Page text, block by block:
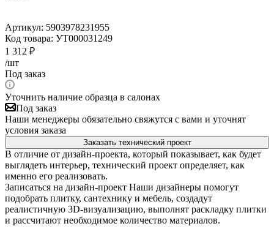
Артикул: 5903978231955
Код товара: УТ000031249
1 312 ₽
/шт
Под заказ
Уточнить наличие образца в салонах
Под заказ
Наши менеджеры обязательно свяжутся с вами и уточнят
условия заказа
Заказать технический проект
В отличие от дизайн-проекта, который показывает, как будет
выглядеть интерьер, технический проект определяет, как
именно его реализовать.
Записаться на дизайн-проект Наши дизайнеры помогут
подобрать плитку, сантехнику и мебель, создадут
реалистичную 3D-визуализацию, выполнят раскладку плитки
и рассчитают необходимое количество материалов.